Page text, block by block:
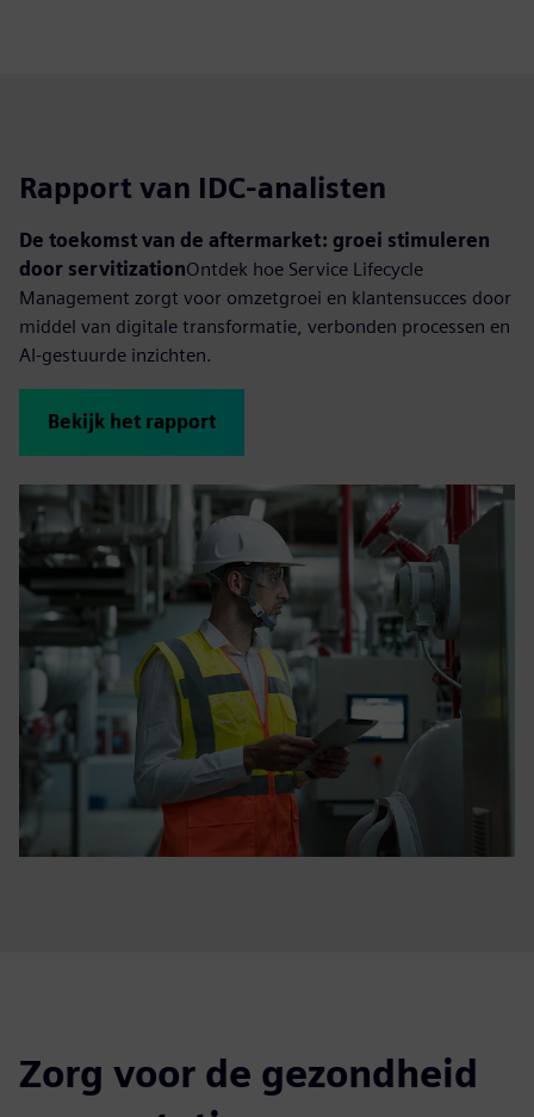
Rapport van IDC-analisten
De toekomst van de aftermarket: groei stimuleren
door servitizationOntdek hoe Service Lifecycle
Management zorgt voor omzetgroei en klantensucces door
middel van digitale transformatie, verbonden processen en
AI-gestuurde inzichten.
Bekijk het rapport
Zorg voor de gezondheid